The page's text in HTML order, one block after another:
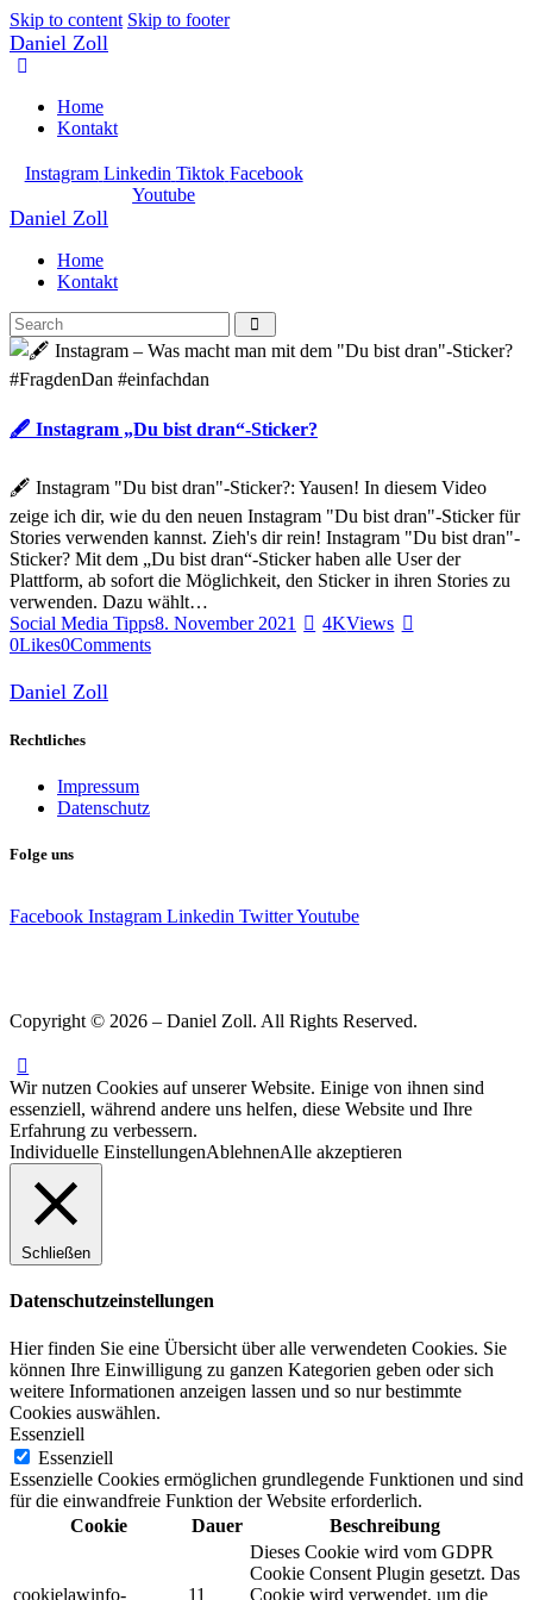
Skip to content Skip to footer
Daniel Zoll
Home
Kontakt
Instagram Linkedin Tiktok Facebook
Youtube
Daniel Zoll
Home
Kontakt
🖋 Instagram „Du bist dran“-Sticker?
🖋 Instagram "Du bist dran"-Sticker?: Yausen! In diesem Video
zeige ich dir, wie du den neuen Instagram "Du bist dran"-Sticker für
Stories verwenden kannst. Zieh's dir rein! Instagram "Du bist dran"-
Sticker? Mit dem „Du bist dran“-Sticker haben alle User der
Plattform, ab sofort die Möglichkeit, den Sticker in ihren Stories zu
verwenden. Dazu wählt…
Social Media Tipps8. November 2021 4KViews
0Likes0Comments
Daniel Zoll
Rechtliches
Impressum
Datenschutz
Folge uns
Facebook Instagram Linkedin TwitterYoutube
Copyright © 2026 – Daniel Zoll. All Rights Reserved.
Wir nutzen Cookies auf unserer Website. Einige von ihnen sind
essenziell, während andere uns helfen, diese Website und Ihre
Erfahrung zu verbessern.
Individuelle EinstellungenAblehnenAlle akzeptieren
Schließen
Datenschutzeinstellungen
Hier finden Sie eine Übersicht über alle verwendeten Cookies. Sie
können Ihre Einwilligung zu ganzen Kategorien geben oder sich
weitere Informationen anzeigen lassen und so nur bestimmte
Cookies auswählen.
Essenziell
Essenziell
Essenzielle Cookies ermöglichen grundlegende Funktionen und sind
für die einwandfreie Funktion der Website erforderlich.
Cookie
Dauer Beschreibung
cookielawinfo- 11
Dieses Cookie wird vom GDPR
Cookie Consent Plugin gesetzt. Das
Cookie wird verwendet, um die